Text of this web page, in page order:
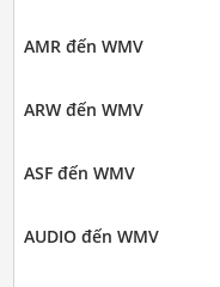
AMR đến WMV
ARW đến WMV
ASF đến WMV
AUDIO đến WMV